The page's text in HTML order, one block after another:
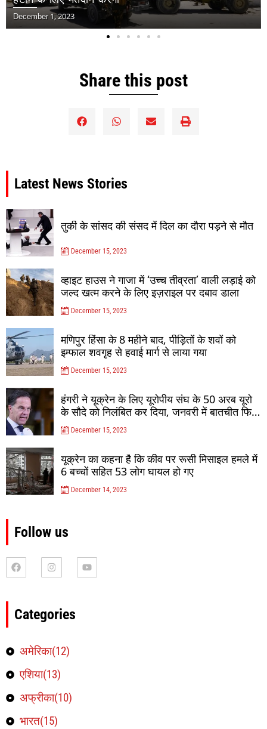
November 30, 2023
Share this post
Latest News Stories
तुर्की के सांसद की संसद में दिल का दौरा पड़ने से मौत
December 15, 2023
व्हाइट हाउस ने गाजा में ‘उच्च तीव्रता’ वाली लड़ाई को
जल्द खत्म करने के लिए इज़राइल पर दबाव डाला
December 15, 2023
मणिपुर हिंसा के 8 महीने बाद, पीड़ितों के शवों को
इम्फाल शवगृह से हवाई मार्ग से लाया गया
December 15, 2023
हंगरी ने यूक्रेन के लिए यूरोपीय संघ के 50 अरब यूरो
के सौदे को निलंबित कर दिया, जनवरी में बातचीत फिर
से शुरू होगी
December 15, 2023
यूक्रेन का कहना है कि कीव पर रूसी मिसाइल हमले में
6 बच्चों सहित 53 लोग घायल हो गए
December 14, 2023
Follow us
Categories
अमेरिका(12)
एशिया(13)
अफ्रीका(10)
भारत(15)